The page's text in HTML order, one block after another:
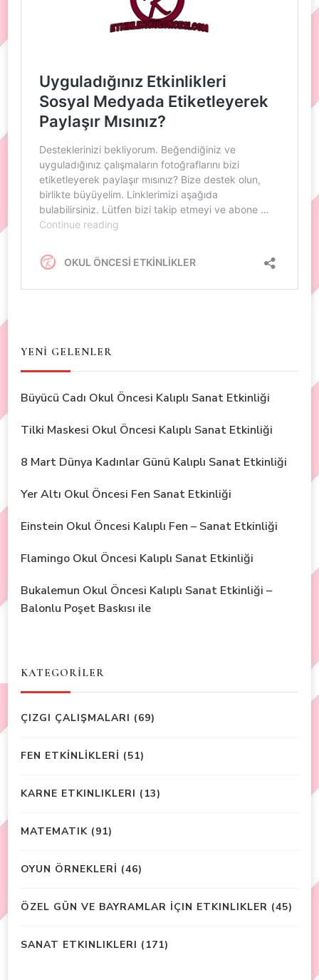
YENİ GELENLER
Büyücü Cadı Okul Öncesi Kalıplı Sanat Etkinliği
Tilki Maskesi Okul Öncesi Kalıplı Sanat Etkinliği
8 Mart Dünya Kadınlar Günü Kalıplı Sanat Etkinliği
Yer Altı Okul Öncesi Fen Sanat Etkinliği
Einstein Okul Öncesi Kalıplı Fen – Sanat Etkinliği
Flamingo Okul Öncesi Kalıplı Sanat Etkinliği
Bukalemun Okul Öncesi Kalıplı Sanat Etkinliği –
Balonlu Poşet Baskısı ile
KATEGORİLER
ÇIZGI ÇALIŞMALARI (69)
FEN ETKİNLİKLERİ (51)
KARNE ETKINLIKLERI (13)
MATEMATIK (91)
OYUN ÖRNEKLERİ (46)
ÖZEL GÜN VE BAYRAMLAR İÇIN ETKINLIKLER (45)
SANAT ETKINLIKLERI (171)